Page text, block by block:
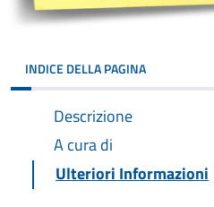
INDICE DELLA PAGINA
Descrizione
A cura di
Ulteriori Informazioni